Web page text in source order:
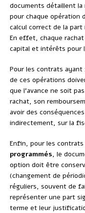
documents détaillent
pour chaque opération
calcul correct de la
En effet, chaque
capital et intérêts pour
Pour les contrats ayant
de ces opérations
que l’avance ne soit
rachat, son
avoir des
indirectement, sur la
Enfin, pour les
programmés, le
option doit être
(changement de
réguliers, souvent de
représenter une part
terme et leur